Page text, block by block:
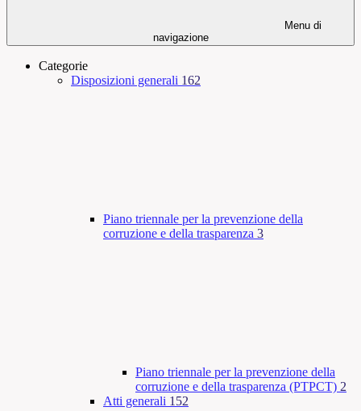
Menu di
navigazione
Categorie
Disposizioni generali 162
Piano triennale per la prevenzione della
corruzione e della trasparenza 3
Piano triennale per la prevenzione della
corruzione e della trasparenza (PTPCT) 2
Atti generali 152